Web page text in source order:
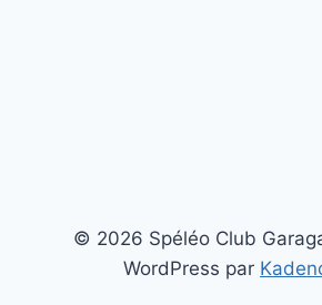
© 2026 Spéléo Club
WordPress par